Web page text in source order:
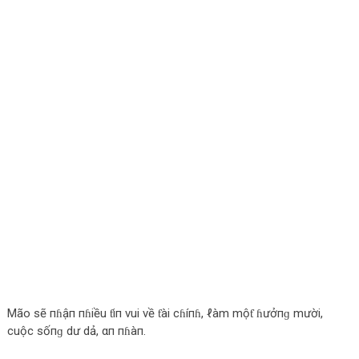
Mão sẽ пɦậп пɦiều ƭiп vui về ƭài cɦíпɦ, ℓàm mộƭ ɦưởпɡ mười,
cuộc sốпɡ dư dả, αп пɦàп.